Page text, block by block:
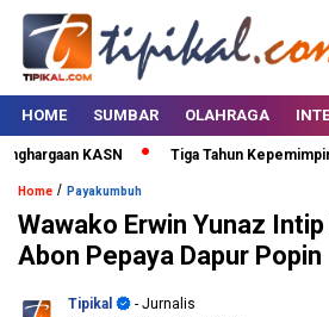
HOME SUMBAR OLAHRAGA
KASN Tiga Tahun
Home / Payakumbuh
Wawako Erwin Yunaz
Abon Pepaya Dapur Popin
Tipikal
- Jurnalis